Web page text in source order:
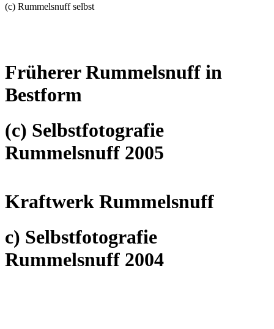
(c) Rummelsnuff selbst
Früherer Rummelsnuff in
Bestform
(c) Selbstfotografie
Rummelsnuff 2005
Kraftwerk Rummelsnuff
c) Selbstfotografie
Rummelsnuff 2004